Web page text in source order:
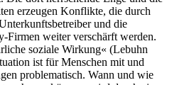
erzeugen Konflikte, die durch
und die
Firmen weiter verschärft werden.
soziale Wirkung« (Lebuhn
ist für Menschen mit und
problematisch. Wann und wie